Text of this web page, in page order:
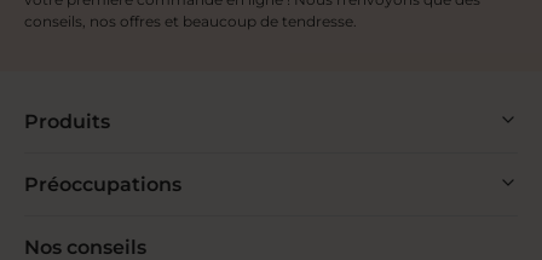
conseils, nos offres et beaucoup de tendresse.
Produits
Préoccupations
Nos conseils